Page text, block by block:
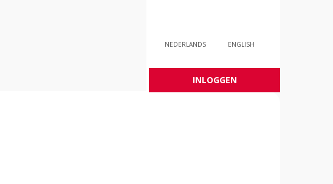
INLOGGEN
NEDERLANDS ENGLISH